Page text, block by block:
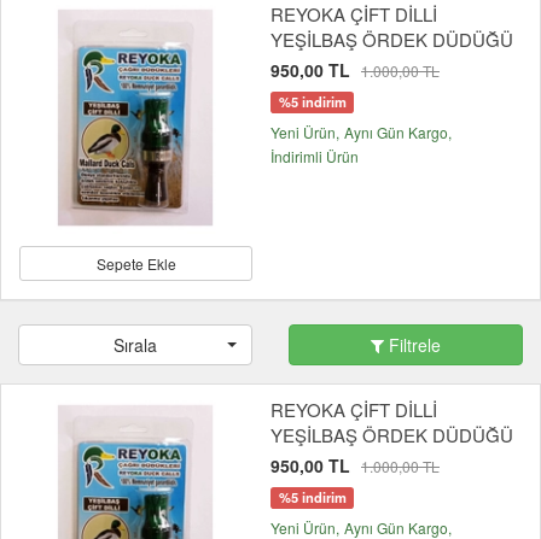
Sepete Ekle
REYOKA ÇİFT DİLLİ
YEŞİLBAŞ ÖRDEK DÜDÜĞÜ
950,00 TL 1.000,00 TL
%5 indirim
Yeni Ürün Aynı Gün Kargo
İndirimli Ürün
Sırala Filtrele
REYOKA ÇİFT DİLLİ
YEŞİLBAŞ ÖRDEK DÜDÜĞÜ
950,00 TL 1.000,00 TL
%5 indirim
Yeni Ürün Aynı Gün Kargo